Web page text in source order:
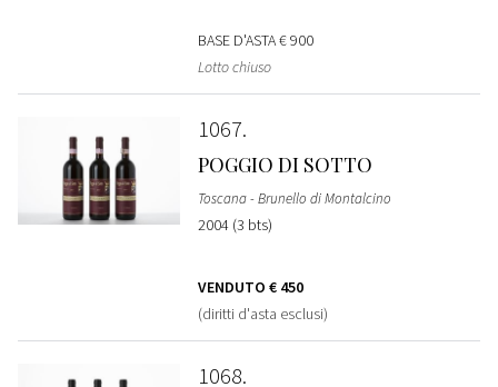
BASE D'ASTA€ 900
Lotto chiuso
1067
POGGIO DI SOTTO
Toscana - Brunello di Montalcino
2004 (3 bts)
VENDUTO € 450
(diritti d'asta esclusi)
1068